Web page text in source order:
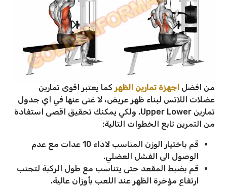
من افضل اجهزة تمارين الظهر كما يعتبر اقوى تمارين
عضلات اللاتس لبناء ظهر عريض، لا غنى عنها في اي جدول
تمارين Upper Lower. ولكي يمكنك تحقيق اقصى استفادة
من التمرين تابع الخطوات التالية:
قم باختيار الوزن المناسب لاداء 10 عدات مع عدم
الوصول الى الفشل العضلي.
قم بضبط المقعد حتى يتناسب مع طول الركبة لتجنب
ارتفاع مؤخرة الظهر عند اللعب بأوزان عالية.